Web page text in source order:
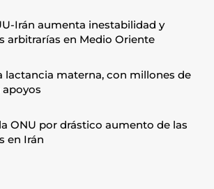
Irán aumenta inestabilidad y
arbitrarías en Medio Oriente
lactancia materna, con millones de
ONU por drástico aumento de las
en Irán